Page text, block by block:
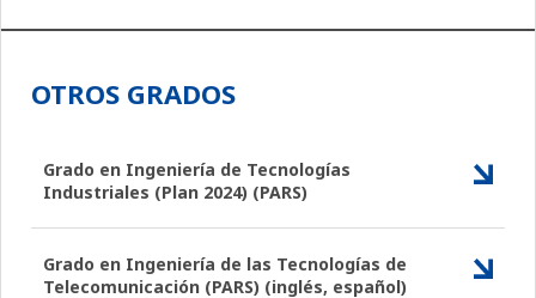
OTROS GRADOS
Grado en Ingeniería de Tecnologías
Industriales (Plan 2024) (PARS)
Grado en Ingeniería de las Tecnologías de
Telecomunicación (PARS) (inglés, español)